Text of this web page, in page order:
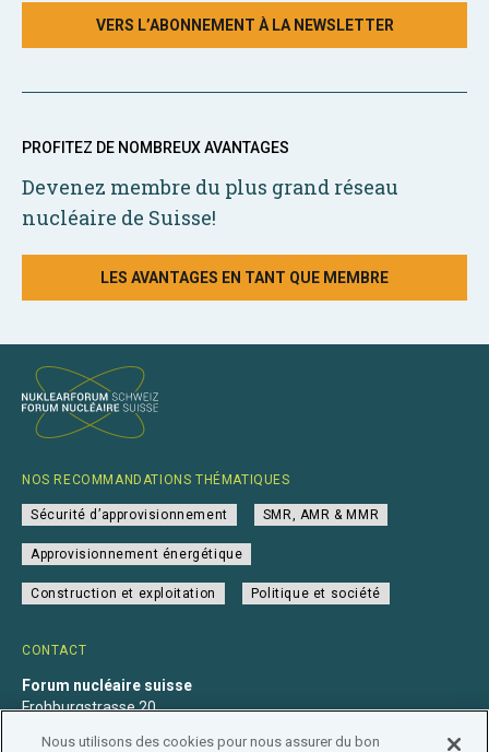
VERS L’ABONNEMENT À LA NEWSLETTER
PROFITEZ DE NOMBREUX AVANTAGES
Devenez membre du plus grand réseau
nucléaire de Suisse!
LES AVANTAGES EN TANT QUE MEMBRE
CONTACT
Forum nucléaire suisse
Frohburgstrasse 20
NOS RECOMMANDATIONS THÉMATIQUES
Sécurité d’approvisionnement SMR, AMR & MMR
Approvisionnement énergétique
Construction et exploitation Politique et société
Nous utilisons des cookies pour nous assurer du bon